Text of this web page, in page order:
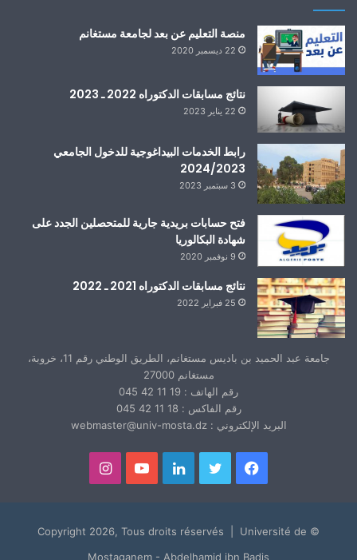
منصة التعليم عن بعد لجامعة مستغانم
22 ديسمبر 2020
نتائج مسابقات الدكتوراه 2022 ـ 2023
22 يناير 2023
رابط الخدمات البيداغوجية للدخول الجامعي
2024/2023
3 سبتمبر 2023
فتح حسابات بريدية جارية للمتحصلين الجدد على
شهادة البكالوريا
9 نوفمبر 2020
نتائج مسابقات الدكتوراه 2021 ـ 2022
25 فبراير 2022
جامعة عبد الحميد بن باديس مستغانم، الطريق الوطني رقم 11، خروبة،
مستغانم 27000
رقم الهاتف : 19 11 42 045
رقم الفاكس : 18 11 42 045
البريد الإلكتروني : webmaster@univ-mosta.dz
فيسبوك تويتر لينكدإنيوتيوبانستقرام
© Copyright 2026, Tous droits réservés | Université de
Mostaganem - Abdelhamid ibn Badis